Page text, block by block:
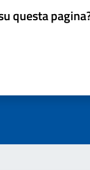
questa